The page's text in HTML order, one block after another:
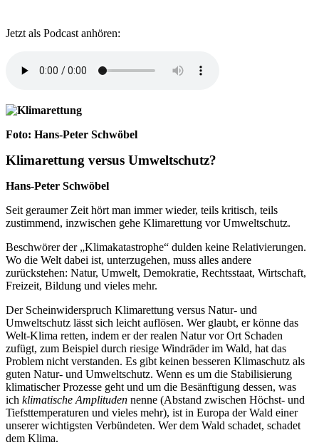
Jetzt als Podcast anhören:
Foto: Hans-Peter Schwöbel
Klimarettung versus Umweltschutz?
Hans-Peter Schwöbel
Seit geraumer Zeit hört man immer wieder, teils kritisch, teils
zustimmend, inzwischen gehe Klimarettung vor Umweltschutz.
Beschwörer der „Klimakatastrophe“ dulden keine Relativierungen.
Wo die Welt dabei ist, unterzugehen, muss alles andere
zurückstehen: Natur, Umwelt, Demokratie, Rechtsstaat, Wirtschaft,
Freizeit, Bildung und vieles mehr.
Der Scheinwiderspruch Klimarettung versus Natur- und
Umweltschutz lässt sich leicht auflösen. Wer glaubt, er könne das
Welt-Klima retten, indem er der realen Natur vor Ort Schaden
zufügt, zum Beispiel durch riesige Windräder im Wald, hat das
Problem nicht verstanden. Es gibt keinen besseren Klimaschutz als
guten Natur- und Umweltschutz. Wenn es um die Stabilisierung
klimatischer Prozesse geht und um die Besänftigung dessen, was
ich klimatische Amplituden nenne (Abstand zwischen Höchst- und
Tiefsttemperaturen und vieles mehr), ist in Europa der Wald einer
unserer wichtigsten Verbündeten. Wer dem Wald schadet, schadet
dem Klima.